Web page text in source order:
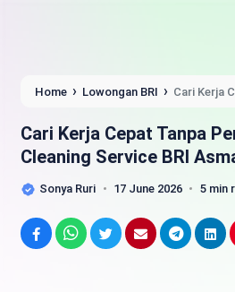
Home › Lowongan BRI › Cari Kerja
Cari Kerja Cepat Tanpa
Cleaning Service BRI
Sonya Ruri 17 June 2026 5 min